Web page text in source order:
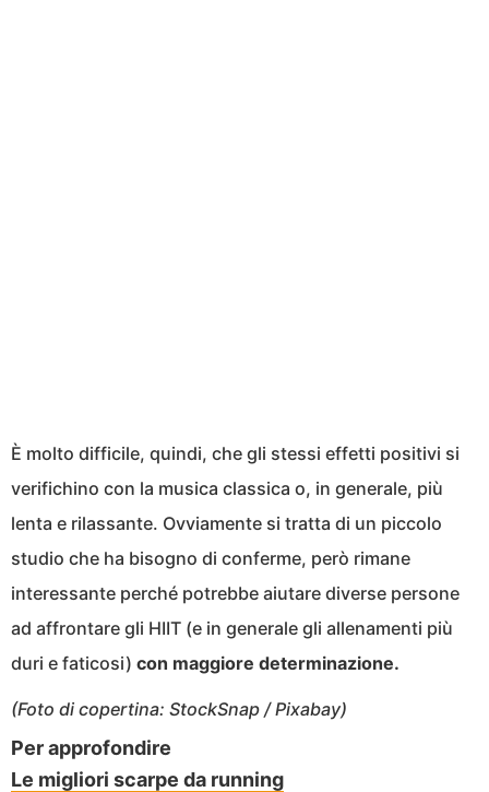
È molto difficile, quindi, che gli stessi effetti positivi si
verifichino con la musica classica o, in generale, più
lenta e rilassante. Ovviamente si tratta di un piccolo
studio che ha bisogno di conferme, però rimane
interessante perché potrebbe aiutare diverse persone
ad affrontare gli HIIT (e in generale gli allenamenti più
duri e faticosi) con maggiore determinazione.
(Foto di copertina: StockSnap / Pixabay)
Per approfondire
Le migliori scarpe da running